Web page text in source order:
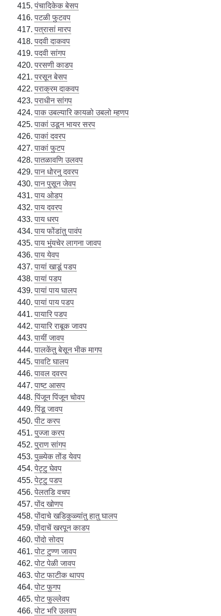
पंचादिकेक बेसप
पटळी फुटवप
पत्रासां मारप
पदवी दाकवप
पदवी सांगप
परसणी काडप
परसून बेसप
पराक्रम दाकवप
पराधीन सांगप
पाक उबल्यारि कायळो उबलो म्हणप
पाकां उडून भायर सरप
पाकां दवरप
पाकां फुटप
पातळावणि उलवप
पान धोरनु दवरप
पान पुसून जेवप
पाय ओडप
पाय दवरप
पाय धरप
पाय फोंडांतु पावंप
पाय भुंयचेर लागना जावप
पाय येवप
पायां खाडूं पडप
पायां पडप
पायां पाय घालप
पायां पाय पडप
पायारि पडप
पायारि राबूक जावप
पायीं जावप
पालकेंतु बेसून भीक मागप
पावटि घालप
पावल दवरप
पाष्ट आसप
पिंजून पिंजून चोवप
पिंडू जावप
पीट करप
पुज्जा करप
पुराण सांगप
पुळ्येक तोंड येवप
पेट्टु घेवप
पेट्टु पडप
पेलतडि वचप
पोंद खोणप
पोंदाचे खडिकुळ्यांतु हातु घालप
पोंदाचें खरपून काडप
पोंदो सोदप
पोट टुण्ण जावप
पोट पेळी जावप
पोट फाटीक थापप
पोट फुगप
पोट फुल्लेवप
पोट भरि उलवप